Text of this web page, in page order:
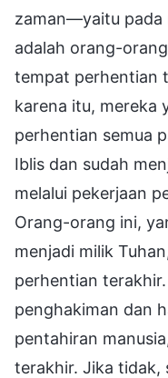
zaman—yaitu
adalah orang-
tempat perhentian
karena itu, mereka
perhentian semua
Iblis dan sudah
melalui pekerjaan
Orang-orang ini,
menjadi milik
perhentian
penghakiman dan
pentahiran
terakhir. Jika tidak,